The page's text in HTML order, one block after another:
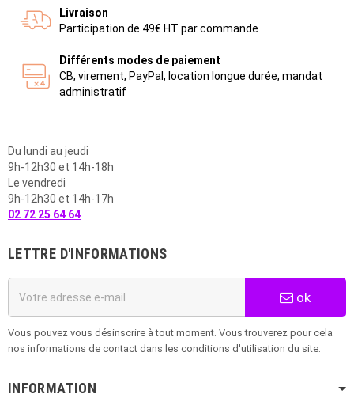
Livraison
Participation de 49€ HT par commande
Différents modes de paiement
CB, virement, PayPal, location longue durée, mandat
administratif
Du lundi au jeudi
9h-12h30 et 14h-18h
Le vendredi
9h-12h30 et 14h-17h
02 72 25 64 64
LETTRE D'INFORMATIONS
ok
Vous pouvez vous désinscrire à tout moment. Vous trouverez pour cela
nos informations de contact dans les conditions d'utilisation du site.
INFORMATION